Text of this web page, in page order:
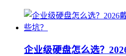
企业级硬盘怎么选？